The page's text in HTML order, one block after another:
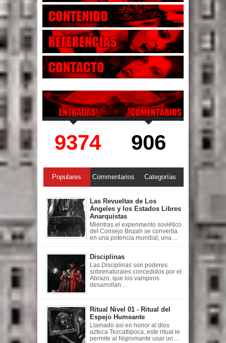
9374 906
Populares Commentarios Categorías
Las Revueltas de Los
Ángeles y los Estados Libres
Anarquistas
Mientras el experimento soviético
del Consejo Brujah se convertía
en una potencia mundial, una ...
Disciplinas
Las Disciplinas son poderes
sobrenaturales concedidos por el
Abrazo, que los vampiros
desarrollan ...
Ritual Nivel 01 - Ritual del
Espejo Humeante
Llamado así en honor al dios
azteca Tezcatlipoca, este ritual le
permite al Nigromante usar un ...